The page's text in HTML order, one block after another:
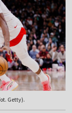
Getty).